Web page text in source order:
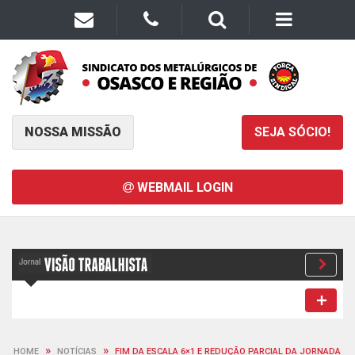
NOSSA MISSÃO SEJA SÓCIO!
WEBMAIL LOGIN
HOME » NOTÍCIAS » FIM DA ESCALA 6×1 E REDUÇÃO PARCIAL DA JORNADA